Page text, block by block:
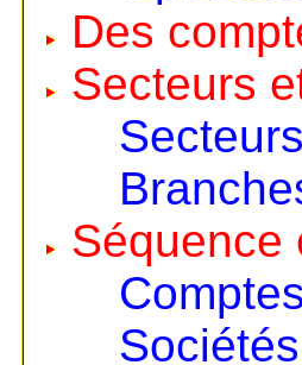
Des
Secteurs
Séquence